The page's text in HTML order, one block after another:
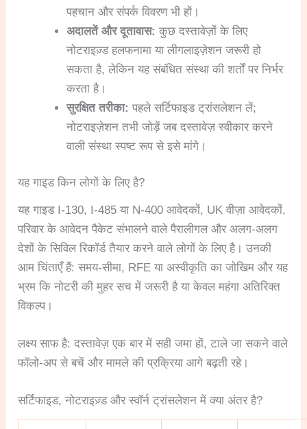
पहचान और संपर्क विवरण भी हों।
अदालतें और दूतावास: कुछ दस्तावेज़ों के लिए
नोटराइज़्ड हलफनामा या लीगलाइज़ेशन जरूरी हो
सकता है, लेकिन यह संबंधित संस्था की शर्तों पर निर्भर
करता है।
सुरक्षित तरीका: पहले सर्टिफाइड ट्रांसलेशन लें;
नोटराइज़ेशन तभी जोड़ें जब दस्तावेज़ स्वीकार करने
वाली संस्था स्पष्ट रूप से इसे मांगे।
यह गाइड किन लोगों के लिए है?
यह गाइड I-130, I-485 या N-400 आवेदकों, UK वीज़ा आवेदकों,
परिवार के आवेदन पैकेट संभालने वाले पैरालीगल और अलग-अलग
देशों के सिविल रिकॉर्ड तैयार करने वाले लोगों के लिए है। उनकी
आम चिंताएँ हैं: समय-सीमा, RFE या अस्वीकृति का जोखिम और यह
भ्रम कि नोटरी की मुहर सच में जरूरी है या केवल महंगा अतिरिक्त
विकल्प।
लक्ष्य साफ है: दस्तावेज़ एक बार में सही जमा हों, टाले जा सकने वाले
फॉलो-अप से बचें और मामले की प्रक्रिया आगे बढ़ती रहे।
सर्टिफाइड, नोटराइज़्ड और स्वॉर्न ट्रांसलेशन में क्या अंतर है?